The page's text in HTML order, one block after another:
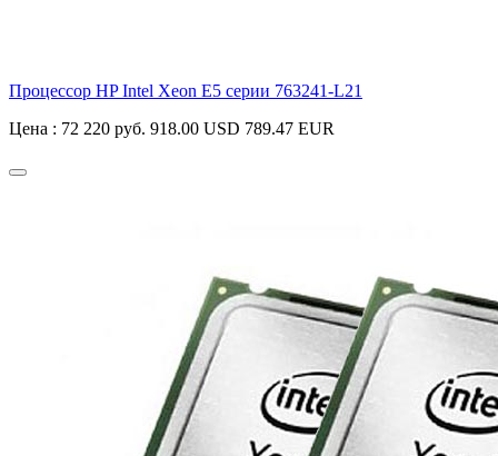
Процессор HP Intel Xeon E5 серии 763241-L21
Цена : 72 220 руб. 918.00 USD 789.47 EUR